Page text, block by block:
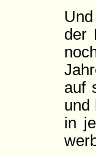
der
auf
und
in